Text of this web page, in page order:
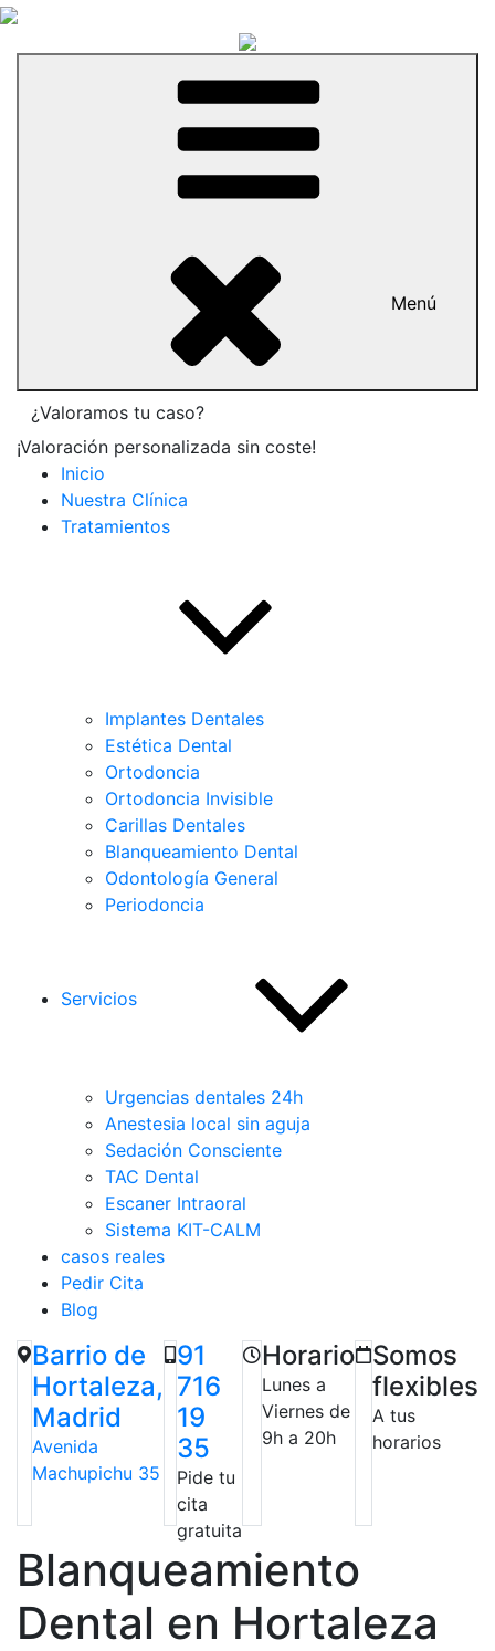
Menú
¿Valoramos tu caso?
¡Valoración personalizada sin coste!
Inicio
Nuestra Clínica
Tratamientos
Implantes Dentales
Estética Dental
Ortodoncia
Ortodoncia Invisible
Carillas Dentales
Blanqueamiento Dental
Odontología General
Periodoncia
Servicios
Urgencias dentales 24h
Anestesia local sin aguja
Sedación Consciente
TAC Dental
Escaner Intraoral
Sistema KIT-CALM
casos reales
Pedir Cita
Blog
Barrio de
Hortaleza,
Madrid
Avenida
Machupichu 35
91
716
19
35
Pide tu
cita
gratuita
Horario
Lunes a
Viernes de
9h a 20h
Somos
flexibles
A tus
horarios
Blanqueamiento
Dental en Hortaleza